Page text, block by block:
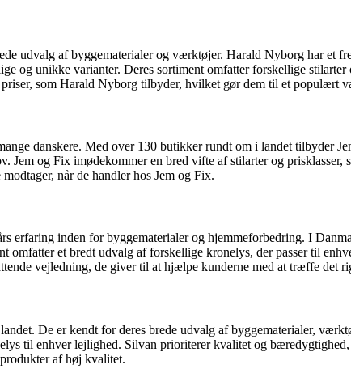
udvalg af byggematerialer og værktøjer. Harald Nyborg har et
og unikke varianter. Deres sortiment omfatter forskellige
som Harald Nyborg tilbyder, hvilket gør dem til et populært
danskere. Med over 130 butikker rundt om i landet tilbyder
Jem og Fix imødekommer en bred vifte af stilarter og
når de handler hos Jem og Fix.
erfaring inden for byggematerialer og hjemmeforbedring. I
omfatter et bredt udvalg af forskellige kronelys, der passer til
vejledning, de giver til at hjælpe kunderne med at træffe det
De er kendt for deres brede udvalg af byggematerialer,
til enhver lejlighed. Silvan prioriterer kvalitet og
af høj kvalitet.